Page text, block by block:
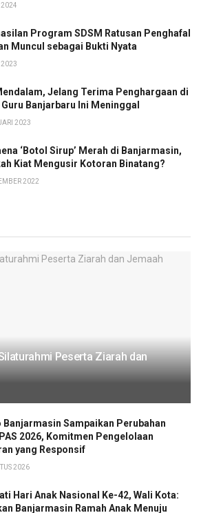
2024
Program SDSM Ratusan Penghafal
Muncul sebagai Bukti Nyata
Jelang Terima Penghargaan di
Banjarbaru Ini Meninggal
2023
‘Botol Sirup’ Merah di Banjarmasin,
Kiat Mengusir Kotoran Binatang?
2022
Peserta Ziarah dan
Banjarmasin Sampaikan Perubahan
2026, Komitmen Pengelolaan
yang Responsif
2026
Hari Anak Nasional Ke-42, Wali Kota:
Banjarmasin Ramah Anak Menuju